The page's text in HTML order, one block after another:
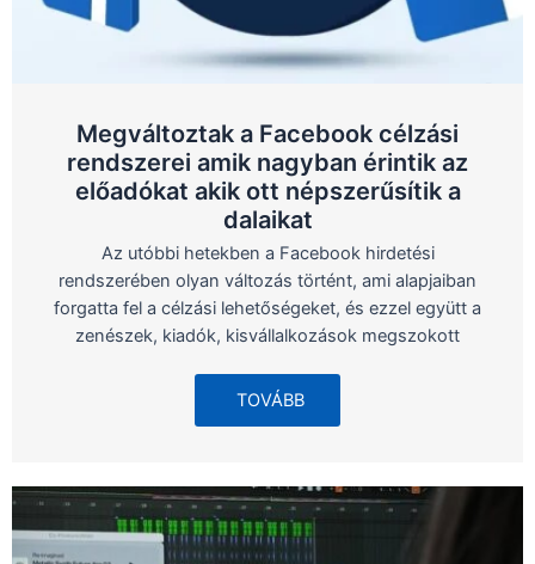
Megváltoztak a Facebook célzási
rendszerei amik nagyban érintik az
előadókat akik ott népszerűsítik a
dalaikat
Az utóbbi hetekben a Facebook hirdetési
rendszerében olyan változás történt, ami alapjaiban
forgatta fel a célzási lehetőségeket, és ezzel együtt a
zenészek, kiadók, kisvállalkozások megszokott
TOVÁBB